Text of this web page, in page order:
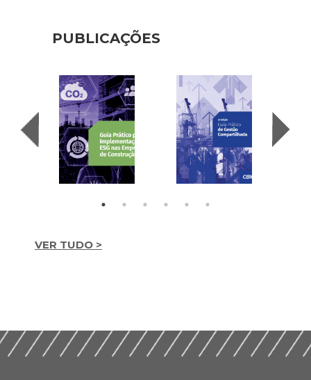
PUBLICAÇÕES
VER TUDO >